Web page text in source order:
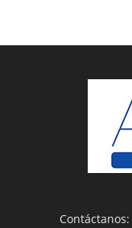
Contáctanos: